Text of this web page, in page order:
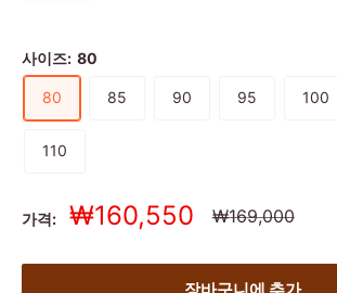
사이즈: 80
80 85 90 95 100
110
가격:
세
가
₩160,550
정
₩169,000